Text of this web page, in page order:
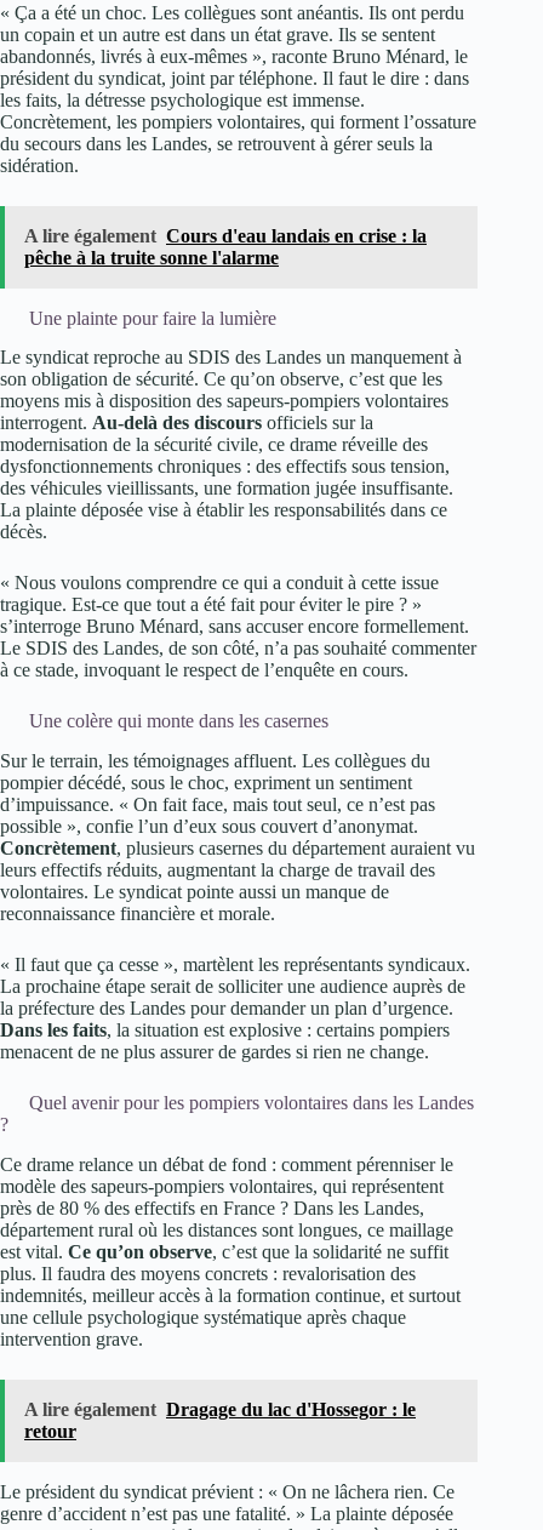
« Ça a été un choc. Les collègues sont anéantis. Ils ont perdu
un copain et un autre est dans un état grave. Ils se sentent
abandonnés, livrés à eux-mêmes », raconte Bruno Ménard, le
président du syndicat, joint par téléphone. Il faut le dire : dans
les faits, la détresse psychologique est immense.
Concrètement, les pompiers volontaires, qui forment l’ossature
du secours dans les Landes, se retrouvent à gérer seuls la
sidération.
A lire également Cours d'eau landais en crise : la
pêche à la truite sonne l'alarme
Une plainte pour faire la lumière
Le syndicat reproche au SDIS des Landes un manquement à
son obligation de sécurité. Ce qu’on observe, c’est que les
moyens mis à disposition des sapeurs-pompiers volontaires
interrogent. Au-delà des discours officiels sur la
modernisation de la sécurité civile, ce drame réveille des
dysfonctionnements chroniques : des effectifs sous tension,
des véhicules vieillissants, une formation jugée insuffisante.
La plainte déposée vise à établir les responsabilités dans ce
décès.
« Nous voulons comprendre ce qui a conduit à cette issue
tragique. Est-ce que tout a été fait pour éviter le pire ? »
s’interroge Bruno Ménard, sans accuser encore formellement.
Le SDIS des Landes, de son côté, n’a pas souhaité commenter
à ce stade, invoquant le respect de l’enquête en cours.
Une colère qui monte dans les casernes
Sur le terrain, les témoignages affluent. Les collègues du
pompier décédé, sous le choc, expriment un sentiment
d’impuissance. « On fait face, mais tout seul, ce n’est pas
possible », confie l’un d’eux sous couvert d’anonymat.
Concrètement, plusieurs casernes du département auraient vu
leurs effectifs réduits, augmentant la charge de travail des
volontaires. Le syndicat pointe aussi un manque de
reconnaissance financière et morale.
« Il faut que ça cesse », martèlent les représentants syndicaux.
La prochaine étape serait de solliciter une audience auprès de
la préfecture des Landes pour demander un plan d’urgence.
Dans les faits, la situation est explosive : certains pompiers
menacent de ne plus assurer de gardes si rien ne change.
Quel avenir pour les pompiers volontaires dans les Landes
?
Ce drame relance un débat de fond : comment pérenniser le
modèle des sapeurs-pompiers volontaires, qui représentent
près de 80 % des effectifs en France ? Dans les Landes,
département rural où les distances sont longues, ce maillage
est vital. Ce qu’on observe, c’est que la solidarité ne suffit
plus. Il faudra des moyens concrets : revalorisation des
indemnités, meilleur accès à la formation continue, et surtout
une cellule psychologique systématique après chaque
intervention grave.
A lire également Dragage du lac d'Hossegor : le
retour
Le président du syndicat prévient : « On ne lâchera rien. Ce
genre d’accident n’est pas une fatalité. » La plainte déposée